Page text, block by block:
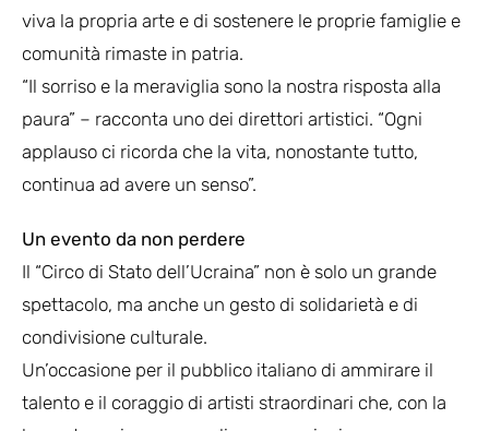
viva la propria arte e di sostenere le proprie famiglie e
comunità rimaste in patria.
“Il sorriso e la meraviglia sono la nostra risposta alla
paura” – racconta uno dei direttori artistici. “Ogni
applauso ci ricorda che la vita, nonostante tutto,
continua ad avere un senso”.
Un evento da non perdere
Il “Circo di Stato dell’Ucraina” non è solo un grande
spettacolo, ma anche un gesto di solidarietà e di
condivisione culturale.
Un’occasione per il pubblico italiano di ammirare il
talento e il coraggio di artisti straordinari che, con la